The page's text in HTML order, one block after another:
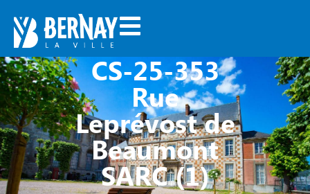
CS-25-353
Rue
Leprévost de
Beaumont
SARC (1)